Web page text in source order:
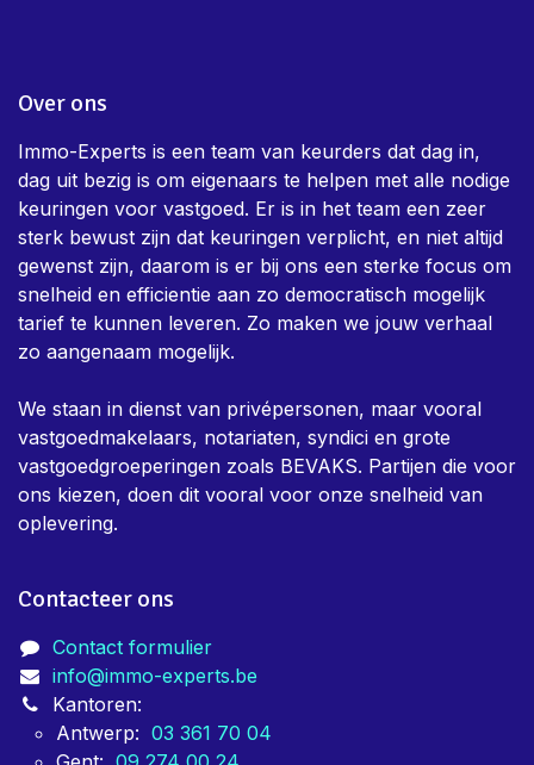
Over ons
Immo-Experts is een team van keurders dat dag in,
dag uit bezig is om eigenaars te helpen met alle nodige
keuringen voor vastgoed. Er is in het team een zeer
sterk bewust zijn dat keuringen verplicht, en niet altijd
gewenst zijn, daarom is er bij ons een sterke focus om
snelheid en efficientie aan zo democratisch mogelijk
tarief te kunnen leveren. Zo maken we jouw verhaal
zo aangenaam mogelijk.
We staan in dienst van privépersonen, maar vooral
vastgoedmakelaars, notariaten, syndici en grote
vastgoedgroeperingen zoals BEVAKS. Partijen die voor
ons kiezen, doen dit vooral voor onze snelheid van
oplevering.
Contacteer ons
Contact formulier
info@immo-experts.be
Kantoren:
Antwerp: 03 361 70 04